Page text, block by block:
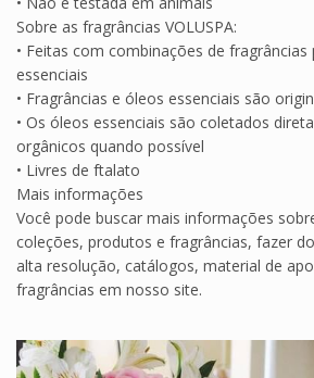
Sobre as fragrâncias VOLUSPA:
• Feitas com combinações de
essenciais
• Fragrâncias e óleos essenciais são
• Os óleos essenciais são coletados
orgânicos quando possível
• Livres de ftalato
Mais informações
Você pode buscar mais informações
coleções, produtos e fragrâncias, fazer
alta resolução, catálogos, material de
fragrâncias em nosso site.